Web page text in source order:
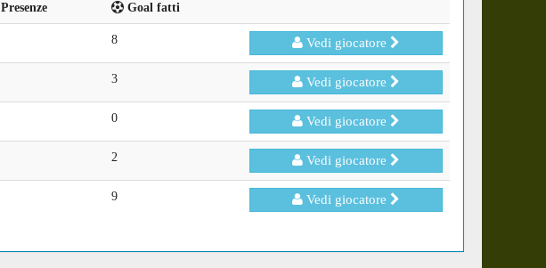
Presenze Goal fatti
8 Vedi giocatore
3 Vedi giocatore
0 Vedi giocatore
2 Vedi giocatore
9 Vedi giocatore